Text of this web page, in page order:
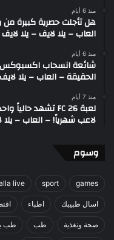
منذ 6 أيام
هل تأجلت حصرية كبيرة من
العاب – يلا لايف – يلا لايف
منذ 6 أيام
الحقيقة – العاب – يلا
منذ 7 أيام
لاعب شهرياً! – العاب – يلا
وسوم
games
sport
live
اسال طبيبك اطباء
صحة وتغذية طب طب